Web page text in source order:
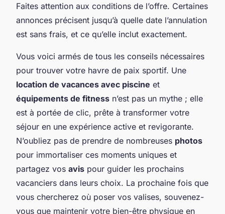
Faites attention aux conditions de l’offre. Certaines
annonces précisent jusqu’à quelle date l’annulation
est sans frais, et ce qu’elle inclut exactement.
Vous voici armés de tous les conseils nécessaires
pour trouver votre havre de paix sportif. Une
location de vacances avec piscine et
équipements de fitness n’est pas un mythe ; elle
est à portée de clic, prête à transformer votre
séjour en une expérience active et revigorante.
N’oubliez pas de prendre de nombreuses photos
pour immortaliser ces moments uniques et
partagez vos avis pour guider les prochains
vacanciers dans leurs choix. La prochaine fois que
vous chercherez où poser vos valises, souvenez-
vous que maintenir votre bien-être physique en